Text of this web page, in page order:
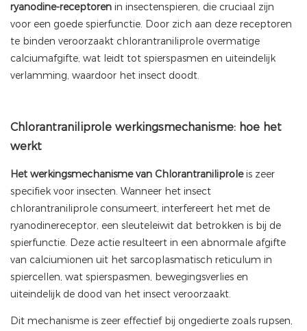
ryanodine-receptoren in insectenspieren, die cruciaal zijn
voor een goede spierfunctie. Door zich aan deze receptoren
te binden veroorzaakt chlorantraniliprole overmatige
calciumafgifte, wat leidt tot spierspasmen en uiteindelijk
verlamming, waardoor het insect doodt.
Chlorantraniliprole werkingsmechanisme: hoe het
werkt
Het werkingsmechanisme van Chlorantraniliproleis zeer
specifiek voor insecten. Wanneer het insect
chlorantraniliprole consumeert, interfereert het met de
ryanodinereceptor, een sleuteleiwit dat betrokken is bij de
spierfunctie. Deze actie resulteert in een abnormale afgifte
van calciumionen uit het sarcoplasmatisch reticulum in
spiercellen, wat spierspasmen, bewegingsverlies en
uiteindelijk de dood van het insect veroorzaakt.
Dit mechanisme is zeer effectief bij ongedierte zoals rupsen,